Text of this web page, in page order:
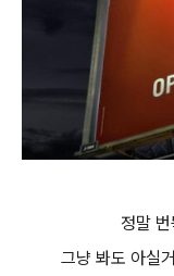
정말
그냥 봐도 아실